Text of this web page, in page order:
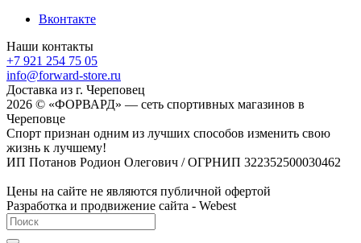
Вконтакте
Наши контакты
+7 921 254 75 05
info@forward-store.ru
Доставка из г. Череповец
2026 © «ФОРВАРД» — сеть спортивных магазинов в
Череповце
Спорт признан одним из лучших способов изменить свою
жизнь к лучшему!
ИП Потанов Родион Олегович / ОГРНИП 322352500030462
Цены на сайте не являются публичной офертой
Разработка и продвижение сайта - Webest